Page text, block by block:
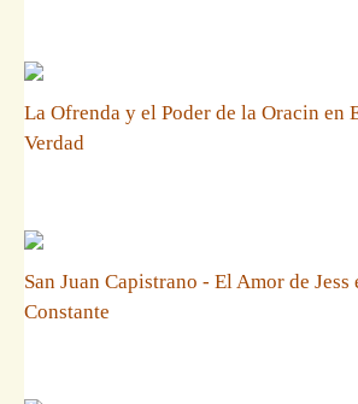
La Ofrenda y el Poder de la Oracin en
Verdad
San Juan Capistrano - El Amor de Jess
Constante